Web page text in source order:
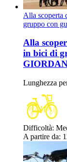
Alla scoperta
gruppo con
Alla
in bici di
Lunghezza
Difficoltà:
A partire da: